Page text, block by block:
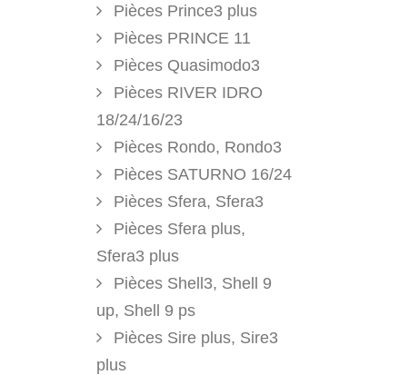
Pièces Prince3 plus
Pièces PRINCE 11
Pièces Quasimodo3
Pièces RIVER IDRO
18/24/16/23
Pièces Rondo, Rondo3
Pièces SATURNO 16/24
Pièces Sfera, Sfera3
Pièces Sfera plus,
Sfera3 plus
Pièces Shell3, Shell 9
up, Shell 9 ps
Pièces Sire plus, Sire3
plus